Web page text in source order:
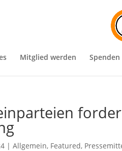
Mitglied werden Spenden
|Allgemein, Featured,